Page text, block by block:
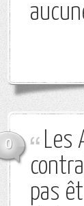
0
Les
pas